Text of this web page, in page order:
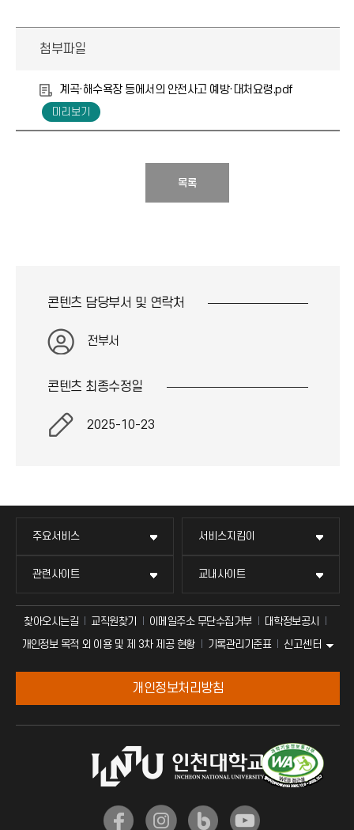
첨부파일
계곡·해수욕장 등에서의 안전사고 예방·대처요령.pdf
목록
콘텐츠 담당부서 및 연락처
전부서
콘텐츠 최종수정일
2025-10-23
주요서비스 서비스지킴이
관련사이트 교내사이트
찾아오시는길 교직원찾기 이메일주소 무단수집거부
대학정보공시
개인정보 목적 외 이용 및 제 3차 제공 현황
기록관리기준표 신고센터
개인정보처리방침